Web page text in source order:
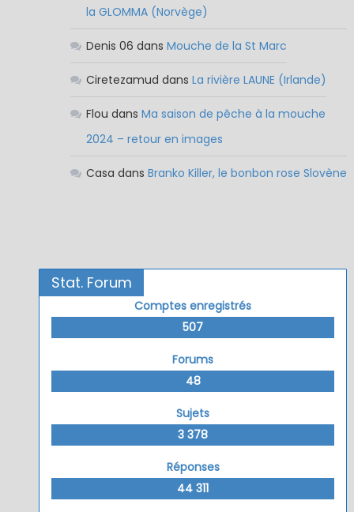
la GLOMMA (Norvège)
Denis 06 dans Mouche de la St Marc
Ciretezamud dans La rivière LAUNE (Irlande)
Flou dans Ma saison de pêche à la mouche
2024 – retour en images
Casa dans Branko Killer, le bonbon rose Slovène
Stat. Forum
Comptes enregistrés
507
Forums
48
Sujets
3 378
Réponses
44 311